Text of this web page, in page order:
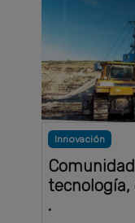
Innovación
tecnología,
.